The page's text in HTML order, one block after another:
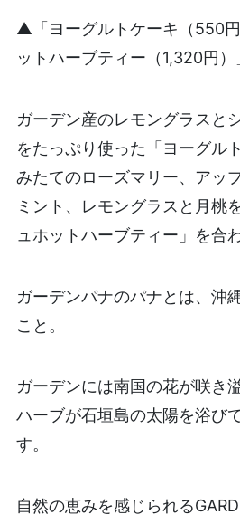
▲「ヨーグルトケーキ（550
ットハーブティー（1,320円）
ガーデン産のレモングラスと
をたっぷり使った「ヨーグル
みたてのローズマリー、アッ
ミント、レモングラスと月桃
ュホットハーブティー」を合
ガーデンパナのパナとは、沖
こと。
ガーデンには南国の花が咲き
ハーブが石垣島の太陽を浴び
す。
自然の恵みを感じられる